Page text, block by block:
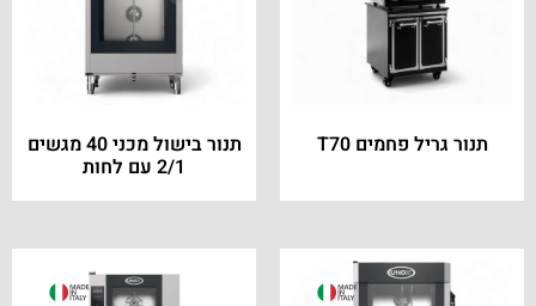
תנור גריל פחמים T70 תנור בישול מכני 40 מגשים
2/1 עם לחות